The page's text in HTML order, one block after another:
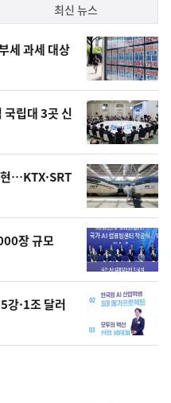
최신 뉴스
세 과세 대상
립대 3곳 신
…KTX·SRT
장 규모
강·1조 달러